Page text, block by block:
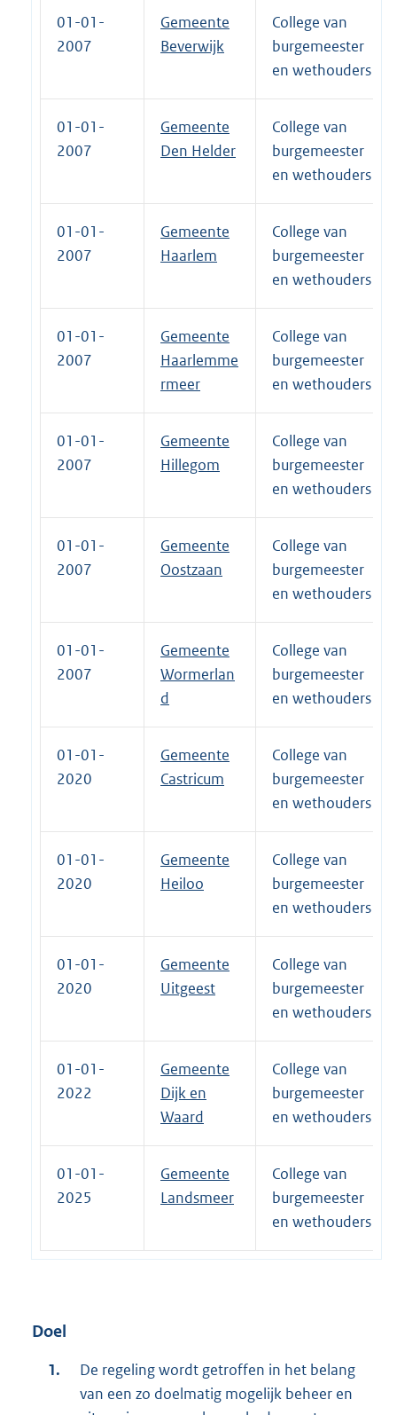
01-01-
2007
Gemeente
Beverwijk
College van
burgemeester
en wethouders
01-01-
2007
Gemeente
Den Helder
College van
burgemeester
en wethouders
01-01-
2007
Gemeente
Haarlem
College van
burgemeester
en wethouders
01-01-
2007
Gemeente
Haarlemme
rmeer
College van
burgemeester
en wethouders
01-01-
2007
Gemeente
Hillegom
College van
burgemeester
en wethouders
01-01-
2007
Gemeente
Oostzaan
College van
burgemeester
en wethouders
01-01-
2007
Gemeente
Wormerlan
d
College van
burgemeester
en wethouders
01-01-
2020
Gemeente
Castricum
College van
burgemeester
en wethouders
01-01-
2020
Gemeente
Heiloo
College van
burgemeester
en wethouders
01-01-
2020
Gemeente
Uitgeest
College van
burgemeester
en wethouders
01-01-
2022
Gemeente
Dijk en
Waard
College van
burgemeester
en wethouders
01-01-
2025
Gemeente
Landsmeer
College van
burgemeester
en wethouders
Doel
De regeling wordt getroffen in het belang
van een zo doelmatig mogelijk beheer en